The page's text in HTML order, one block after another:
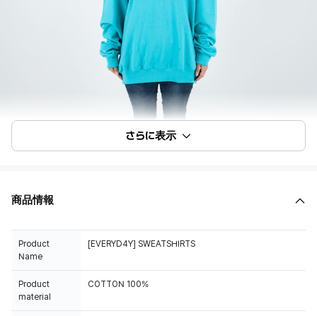
さらに表示
商品情報
Product
Name
[EVERYD4Y] SWEATSHIRTS
Product
material
COTTON 100%